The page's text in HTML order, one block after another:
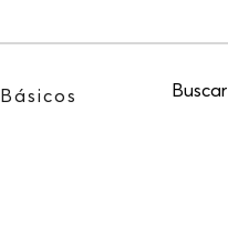
NEWSLETTER
Básicos Buscar